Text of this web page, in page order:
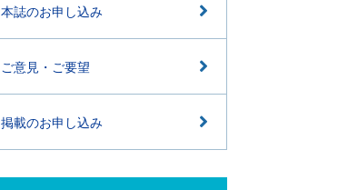
本誌のお申し込み
ご意見・ご要望
掲載のお申し込み